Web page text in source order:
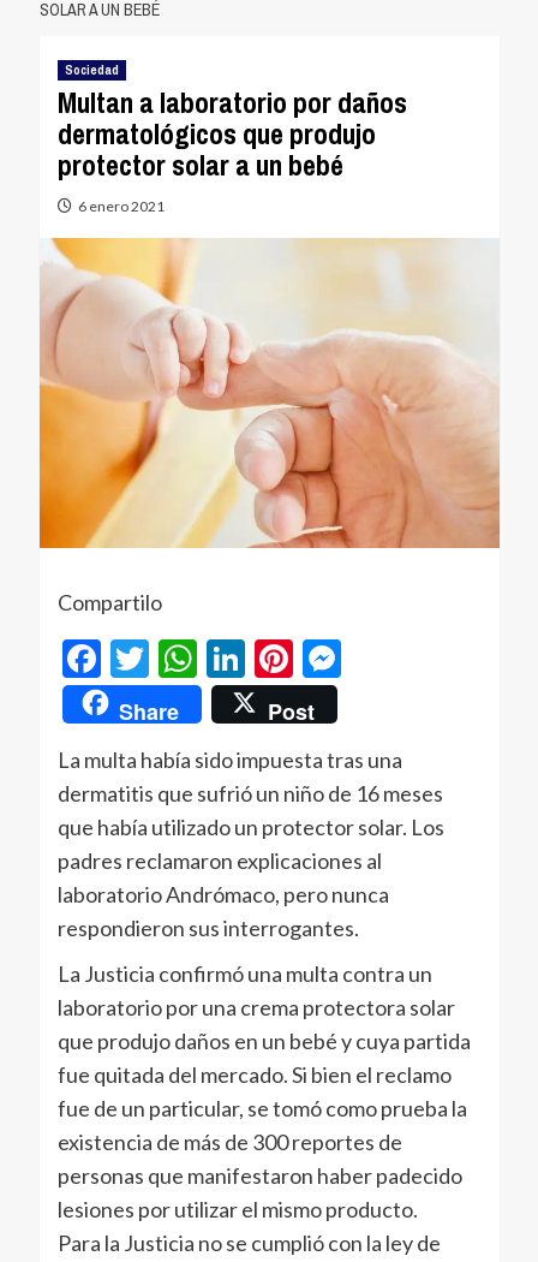
SOLAR A UN BEBÉ
Sociedad
Multan a laboratorio por daños
dermatológicos que produjo
protector solar a un bebé
6 enero 2021
Compartilo
Facebook
Twitter
WhatsApp
LinkedIn
Pinterest
Messenger
Share Post
La multa había sido impuesta tras una
dermatitis que sufrió un niño de 16 meses
que había utilizado un protector solar. Los
padres reclamaron explicaciones al
laboratorio Andrómaco, pero nunca
respondieron sus interrogantes.
La Justicia confirmó una multa contra un
laboratorio por una crema protectora solar
que produjo daños en un bebé y cuya partida
fue quitada del mercado. Si bien el reclamo
fue de un particular, se tomó como prueba la
existencia de más de 300 reportes de
personas que manifestaron haber padecido
lesiones por utilizar el mismo producto.
Para la Justicia no se cumplió con la ley de